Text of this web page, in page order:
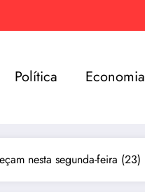
Política Economia
nesta segunda-feira (23)